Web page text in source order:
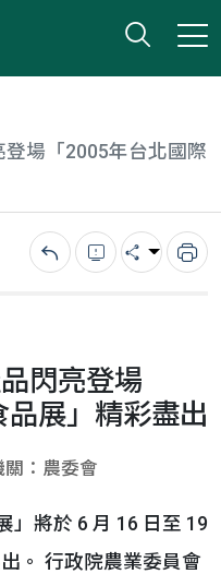
打開
小版
場「2005年台北國際
回上一頁錯誤回報
分享 列
閃亮登場
品展」精彩盡出
關：農委會
將於 6 月 16 日至 19
。 行政院農業委員會